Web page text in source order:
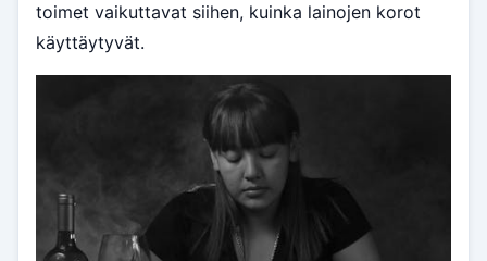
toimet vaikuttavat siihen, kuinka lainojen korot
käyttäytyvät.